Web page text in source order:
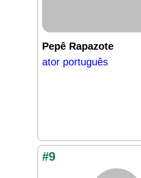
Pepê Rapazote
ator português
#9